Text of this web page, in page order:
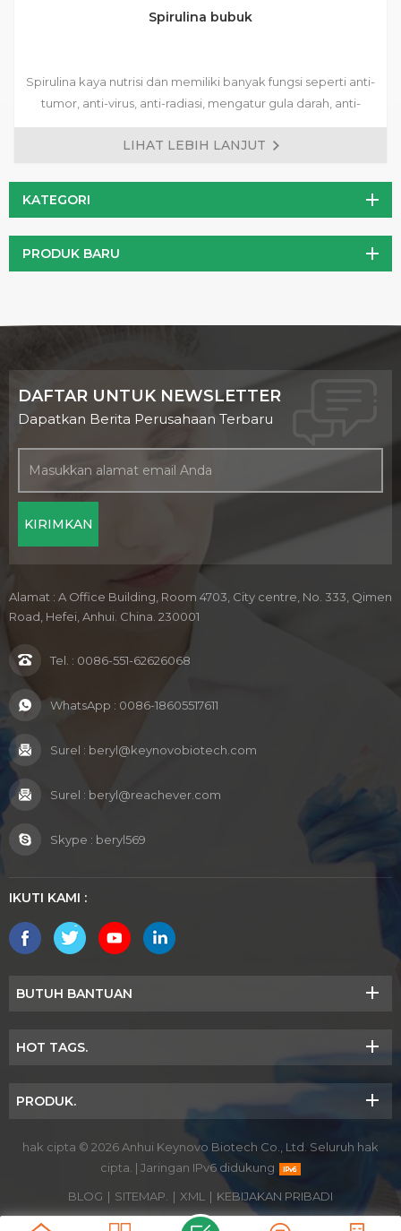
Spirulina bubuk
Spirulina kaya nutrisi dan memiliki banyak fungsi seperti anti-
tumor, anti-virus, anti-radiasi, mengatur gula darah, anti-
trombosis, melindungi hati, dan meningkatkan imunitas
manusia Ini telah menjadi salah satu produk kesehatan
LIHAT LEBIH LANJUT
KATEGORI
PRODUK BARU
DAFTAR UNTUK NEWSLETTER
Dapatkan Berita Perusahaan Terbaru
Alamat : A Office Building, Room 4703, City centre, No. 333, Qimen
Road, Hefei, Anhui. China. 230001
Tel. : 0086-551-62626068
WhatsApp : 0086-18605517611
Surel : beryl@keynovobiotech.com
Surel : beryl@reachever.com
Skype : beryl569
IKUTI KAMI :
BUTUH BANTUAN
HOT TAGS.
PRODUK.
hak cipta © 2026 Anhui Keynovo Biotech Co., Ltd. Seluruh hak
cipta. | Jaringan IPv6 didukung
BLOG | SITEMAP. | XML | KEBIJAKAN PRIBADI